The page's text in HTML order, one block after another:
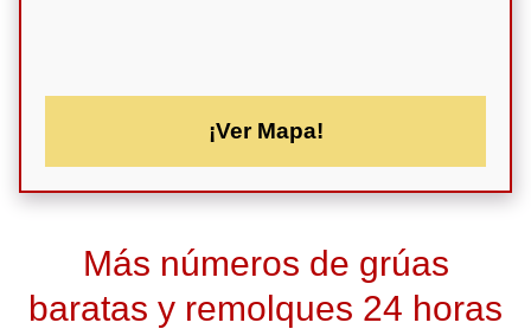
¡Ver Mapa!
Más números de grúas
baratas y remolques 24 horas